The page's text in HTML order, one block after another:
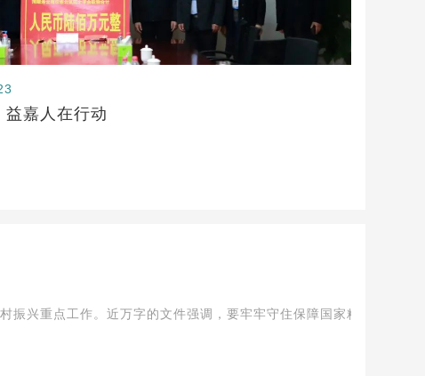
嘉人在行动
兴重点工作。近万字的文件强调，要牢牢守住保障国家粮食安全和